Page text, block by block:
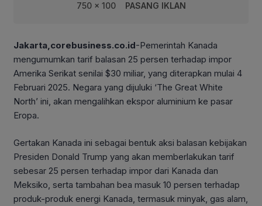
750 x 100 PASANG IKLAN
Jakarta,corebusiness.co.id-Pemerintah Kanada
mengumumkan tarif balasan 25 persen terhadap impor
Amerika Serikat senilai $30 miliar, yang diterapkan mulai 4
Februari 2025. Negara yang dijuluki ‘The Great White
North’ ini, akan mengalihkan ekspor aluminium ke pasar
Eropa.
Gertakan Kanada ini sebagai bentuk aksi balasan kebijakan
Presiden Donald Trump yang akan memberlakukan tarif
sebesar 25 persen terhadap impor dari Kanada dan
Meksiko, serta tambahan bea masuk 10 persen terhadap
produk-produk energi Kanada, termasuk minyak, gas alam,